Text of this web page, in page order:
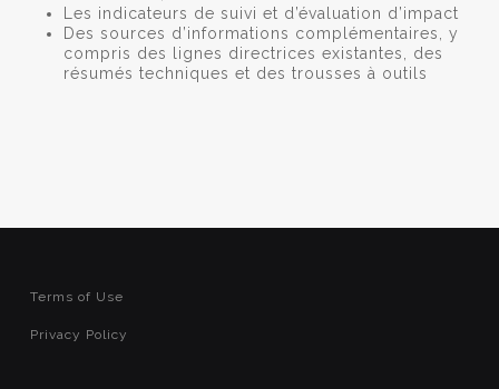
Les indicateurs de suivi et d’évaluation d’impact
Des sources d’informations complémentaires, y
compris des lignes directrices existantes, des
résumés techniques et des trousses à outils
Terms of Use
Privacy Policy